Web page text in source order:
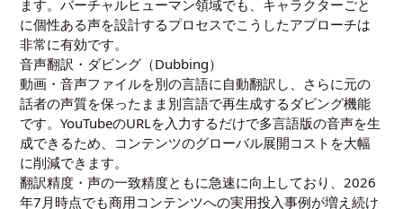
ます。バーチャルヒューマン領域でも、キャラクターごと
に個性ある声を設計するプロセスでこうしたアプローチは
非常に有効です。
音声翻訳・ダビング（Dubbing）
動画・音声ファイルを別の言語に自動翻訳し、さらに元の
話者の声質を保ったまま別言語で再生成するダビング機能
です。YouTubeのURLを入力するだけで多言語版の音声を生
成できるため、コンテンツのグローバル展開コストを大幅
に削減できます。
翻訳精度・声の一致精度ともに急速に向上しており、2026
年7月時点でも商用コンテンツへの実用投入事例が増え続け